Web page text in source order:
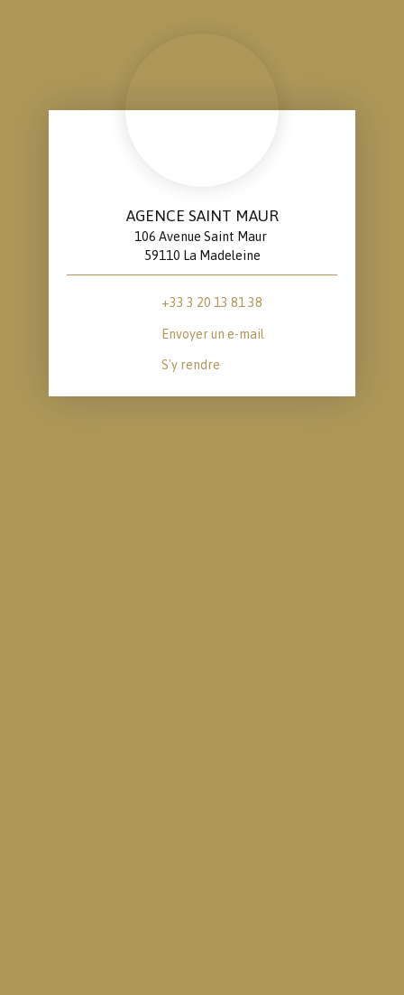
AGENCE SAINT MAUR
106 Avenue Saint Maur
59110 La Madeleine
+33 3 20 13 81 38
Envoyer un e-mail
S'y rendre